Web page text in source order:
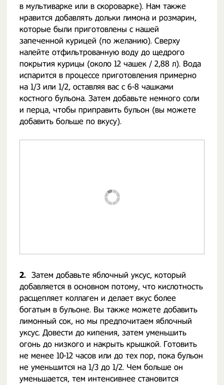
в мультиварке или в скороварке). Нам также
нравится добавлять дольки лимона и розмарин,
которые были приготовлены с нашей
запеченной курицей (по желанию). Сверху
налейте отфильтрованную воду до щедрого
покрытия курицы (около 12 чашек / 2,88 л). Вода
испарится в процессе приготовления примерно
на 1/3 или 1/2, оставляя вас с 6-8 чашками
костного бульона. Затем добавьте немного соли
и перца, чтобы приправить бульон (вы можете
добавить больше по вкусу).
2. Затем добавьте яблочный уксус, который
добавляется в основном потому, что кислотность
расщепляет коллаген и делает вкус более
богатым в бульоне. Вы также можете добавить
лимонный сок, но мы предпочитаем яблочный
уксус. Довести до кипения, затем уменьшить
огонь до низкого и накрыть крышкой. Готовить
не менее 10-12 часов или до тех пор, пока бульон
не уменьшится на 1/3 до 1/2. Чем больше он
уменьшается, тем интенсивнее становится